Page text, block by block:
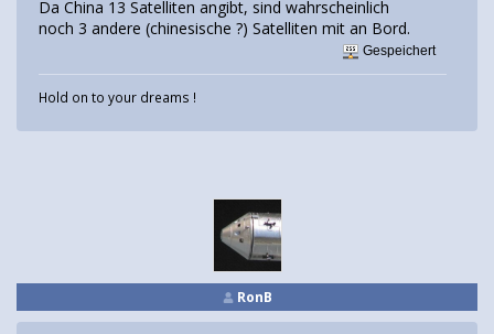
Da China 13 Satelliten angibt, sind wahrscheinlich
noch 3 andere (chinesische ?) Satelliten mit an Bord.
Gespeichert
Hold on to your dreams !
RonB